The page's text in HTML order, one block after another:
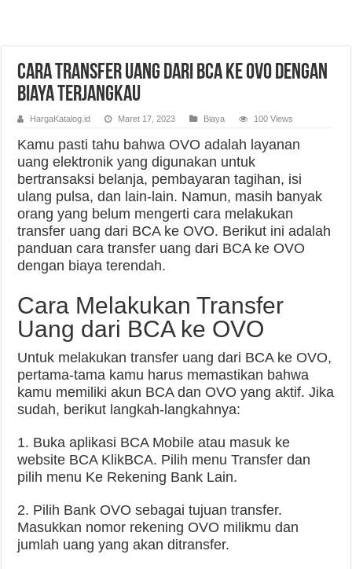
Cara Transfer Uang dari BCA ke OVO dengan
Biaya Terjangkau
HargaKatalog.id Maret 17, 2023 Biaya 100 Views
Kamu pasti tahu bahwa OVO adalah layanan
uang elektronik yang digunakan untuk
bertransaksi belanja, pembayaran tagihan, isi
ulang pulsa, dan lain-lain. Namun, masih banyak
orang yang belum mengerti cara melakukan
transfer uang dari BCA ke OVO. Berikut ini adalah
panduan cara transfer uang dari BCA ke OVO
dengan biaya terendah.
Cara Melakukan Transfer
Uang dari BCA ke OVO
Untuk melakukan transfer uang dari BCA ke OVO,
pertama-tama kamu harus memastikan bahwa
kamu memiliki akun BCA dan OVO yang aktif. Jika
sudah, berikut langkah-langkahnya:
1. Buka aplikasi BCA Mobile atau masuk ke
website BCA KlikBCA. Pilih menu Transfer dan
pilih menu Ke Rekening Bank Lain.
2. Pilih Bank OVO sebagai tujuan transfer.
Masukkan nomor rekening OVO milikmu dan
jumlah uang yang akan ditransfer.